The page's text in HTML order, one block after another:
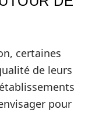
certaines
de leurs
pour